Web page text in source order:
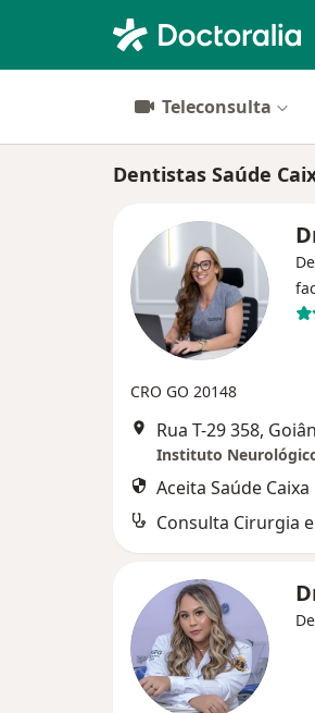
Teleconsulta
Dentistas Saúde
CRO GO 20148
Rua T-29 358,
Aceita Saúde Caixa